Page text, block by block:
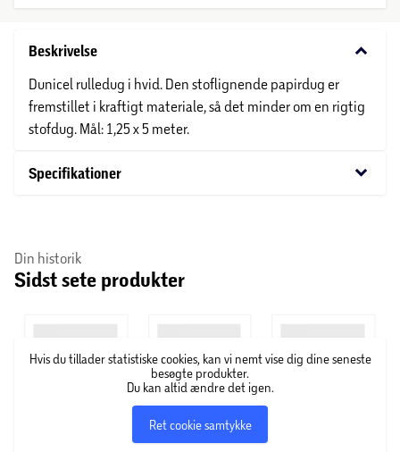
Beskrivelse keyboard_arrow_down
Dunicel rulledug i hvid. Den stoflignende papirdug er
fremstillet i kraftigt materiale, så det minder om en rigtig
stofdug. Mål: 1,25 x 5 meter.
Specifikationer keyboard_arrow_down
Din historik
Sidst sete produkter
Hvis du tillader statistiske cookies, kan vi nemt vise dig dine seneste
besøgte produkter.
Du kan altid ændre det igen.
Ret cookie samtykke